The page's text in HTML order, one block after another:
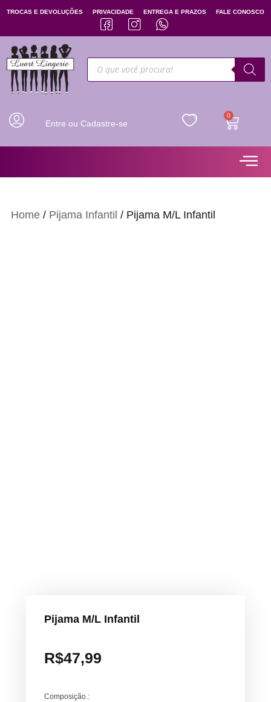
TROCAS E DEVOLUÇÕES PRIVACIDADE ENTREGA E PRAZOS FALE CONOSCO
Entre ou Cadastre-se
0
Home / Pijama Infantil / Pijama M/L Infantil
Pijama M/L Infantil
R$47,99
Composição.: